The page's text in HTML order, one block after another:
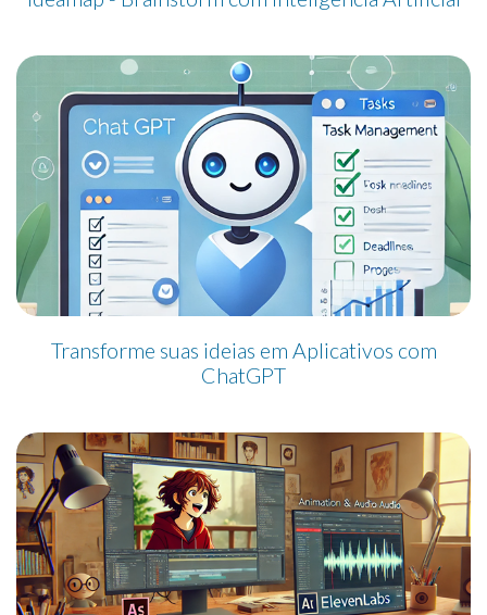
Transforme suas ideias em Aplicativos com
ChatGPT